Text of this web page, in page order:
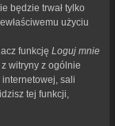
będzie trwał tylko
użyciu
funkcję Loguj mnie
witryny z ogólnie
sali
tej funkcji,